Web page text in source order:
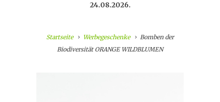
24.08.2026.
Startseite Werbegeschenke
Bomben der
Biodiversität ORANGE WILDBLUMEN